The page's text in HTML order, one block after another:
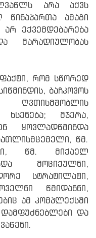
არა აქვს
ამაგი
ექვემდებარება
რომ სწორედ
ბაჩკოვოს
ხსენება; მჯერა,
ყოვლადწმინდა
წმ.
წმ. მიქაელ
მოციქულნი,
სტრატილატი,
წმიდანნი,
ამ კომპლექსში
დამფუძნებლები და